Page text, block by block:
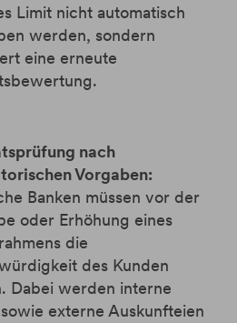
Limit nicht automatisch
werden, sondern
eine erneute
nach
Vorgaben:
Banken müssen vor der
oder Erhöhung eines
die
des Kunden
Dabei werden interne
externe Auskunfteien